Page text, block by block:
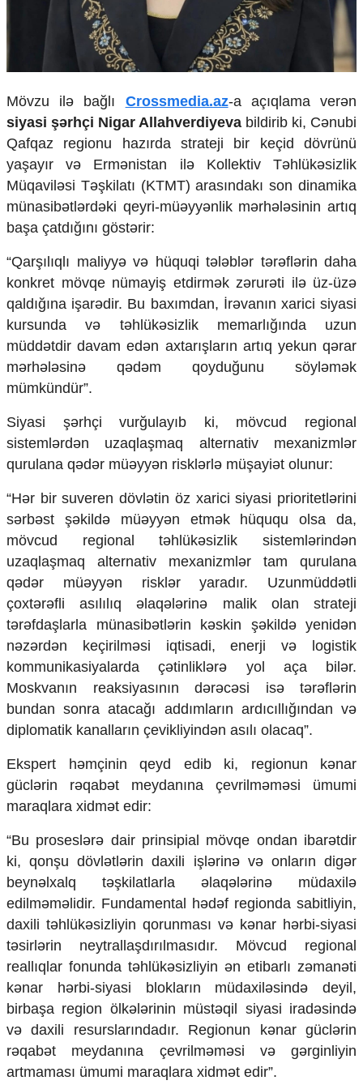
Ekologiya
Zəfər - 5
Gənclər və İdman
Media və QHT
Sağlamlıq
Sosium
Mənəvi dəyərlər
Texnologiya
Mətbuat-150
Əlaqə
Missiyamız
​Mövzu ilə bağlı Crossmedia.az-a açıqlama verən
siyasi şərhçi Nigar Allahverdiyeva bildirib ki, Cənubi
Qafqaz regionu hazırda strateji bir keçid dövrünü
yaşayır və Ermənistan ilə Kollektiv Təhlükəsizlik
Müqaviləsi Təşkilatı (KTMT) arasındakı son dinamika
münasibətlərdəki qeyri-müəyyənlik mərhələsinin artıq
başa çatdığını göstərir:
​“Qarşılıqlı maliyyə və hüquqi tələblər tərəflərin daha
konkret mövqe nümayiş etdirmək zərurəti ilə üz-üzə
qaldığına işarədir. Bu baxımdan, İrəvanın xarici siyasi
kursunda və təhlükəsizlik memarlığında uzun
müddətdir davam edən axtarışların artıq yekun qərar
mərhələsinə qədəm qoyduğunu söyləmək
mümkündür”.
​Siyasi şərhçi vurğulayıb ki, mövcud regional
sistemlərdən uzaqlaşmaq alternativ mexanizmlər
qurulana qədər müəyyən risklərlə müşayiət olunur:
​“Hər bir suveren dövlətin öz xarici siyasi prioritetlərini
sərbəst şəkildə müəyyən etmək hüququ olsa da,
mövcud regional təhlükəsizlik sistemlərindən
uzaqlaşmaq alternativ mexanizmlər tam qurulana
qədər müəyyən risklər yaradır. Uzunmüddətli
çoxtərəfli asılılıq əlaqələrinə malik olan strateji
tərəfdaşlarla münasibətlərin kəskin şəkildə yenidən
nəzərdən keçirilməsi iqtisadi, enerji və logistik
kommunikasiyalarda çətinliklərə yol aça bilər.
Moskvanın reaksiyasının dərəcəsi isə tərəflərin
bundan sonra atacağı addımların ardıcıllığından və
diplomatik kanalların çevikliyindən asılı olacaq”.
​Ekspert həmçinin qeyd edib ki, regionun kənar
güclərin rəqabət meydanına çevrilməməsi ümumi
maraqlara xidmət edir:
​“Bu proseslərə dair prinsipial mövqe ondan ibarətdir
ki, qonşu dövlətlərin daxili işlərinə və onların digər
beynəlxalq təşkilatlarla əlaqələrinə müdaxilə
edilməməlidir. Fundamental hədəf regionda sabitliyin,
daxili təhlükəsizliyin qorunması və kənar hərbi-siyasi
təsirlərin neytrallaşdırılmasıdır. Mövcud regional
reallıqlar fonunda təhlükəsizliyin ən etibarlı zəmanəti
kənar hərbi-siyasi blokların müdaxiləsində deyil,
birbaşa region ölkələrinin müstəqil siyasi iradəsində
və daxili resurslarındadır. Regionun kənar güclərin
rəqabət meydanına çevrilməməsi və gərginliyin
artmaması ümumi maraqlara xidmət edir”.